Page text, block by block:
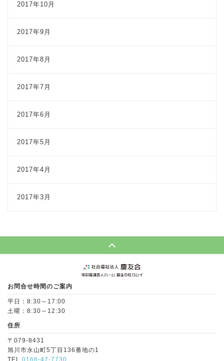
2017年10月
2017年9月
2017年8月
2017年7月
2017年6月
2017年5月
2017年4月
2017年3月
お問合せ時間のご案内
平日：8:30～17:00
土曜：8:30～12:30
住所
〒079-8431
旭川市永山町5丁目136番地の1